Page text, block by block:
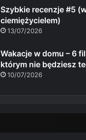
Szybkie recenzje #5
ciemiężycielem)
13/07/2026
Wakacje w domu – 6
którym nie będziesz
10/07/2026